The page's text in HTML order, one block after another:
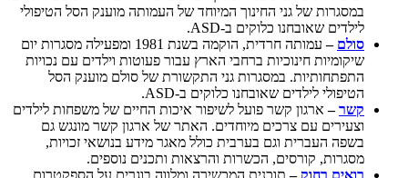
במסגרות של גני החינוך המיוחד של העמותה מוענק הסל הטיפולי
לילדים שאובחנו כלוקים ב-ASD.
סולם –
עמותה חרדית, הוקמה בשנת 1981 ומפעילה מסגרות יום
שיקומיות חינוכיות ברחבי הארץ עבור פעוטות וילדים עם נכויות
התפתחותיות. במסגרות גני התקשורת של סולם מוענק הסל
הטיפולי לילדים שאובחנו כלוקים ב-ASD.
קשר–ארגון קשר פועל לשיפור איכות החיים של משפחות לילדים
וצעירים עם צרכים מיוחדים. האתר של ארגון קשר מונגש גם
בשפה העברית וגם בערבית כולל מאגר מידע בנושאי זכויות,
מסגרות, קורסים, הכשרות והרצאות ותכנים נוספים.
רואים רחוק –תוכנית המכשירה ומלווה בוגרים על הספקטרום